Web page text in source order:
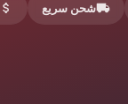
شحن سريع